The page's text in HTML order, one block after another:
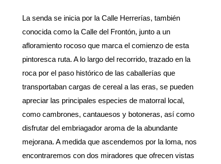
La senda se inicia por la Calle Herrerías, también
conocida como la Calle del Frontón, junto a un
afloramiento rocoso que marca el comienzo de esta
pintoresca ruta. A lo largo del recorrido, trazado en la
roca por el paso histórico de las caballerías que
transportaban cargas de cereal a las eras, se pueden
apreciar las principales especies de matorral local,
como cambrones, cantauesos y botoneras, así como
disfrutar del embriagador aroma de la abundante
mejorana. A medida que ascendemos por la loma, nos
encontraremos con dos miradores que ofrecen vistas